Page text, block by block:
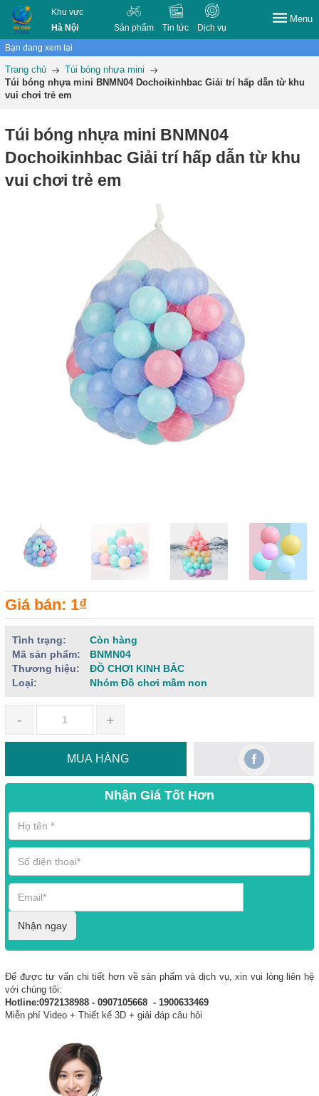
Khu vực
Hà Nội
Sản phẩm Tin tức Dịch vụ
Menu
Bạn đang xem tại
Trang chủ
Túi bóng nhựa mini
Túi bóng nhựa mini BNMN04 Dochoikinhbac Giải trí hấp dẫn từ khu
vui chơi trẻ em
Túi bóng nhựa mini BNMN04
Dochoikinhbac Giải trí hấp dẫn từ khu
vui chơi trẻ em
Giá bán: 1₫
Tình trạng:
Còn hàng
Mã sản phẩm:
BNMN04
Thương hiệu:
ĐỒ CHƠI KINH BẮC
Loại:
Nhóm Đồ chơi mầm non
- +
MUA HÀNG
Nhận Giá Tốt Hơn
Nhận ngay
Để được tư vấn chi tiết hơn về sản phẩm và dịch vụ, xin vui lòng liên hệ
với chúng tôi:
Hotline:0972138988 - 0907105668 - 1900633469
Miễn phí Video + Thiết kế 3D + giải đáp câu hỏi